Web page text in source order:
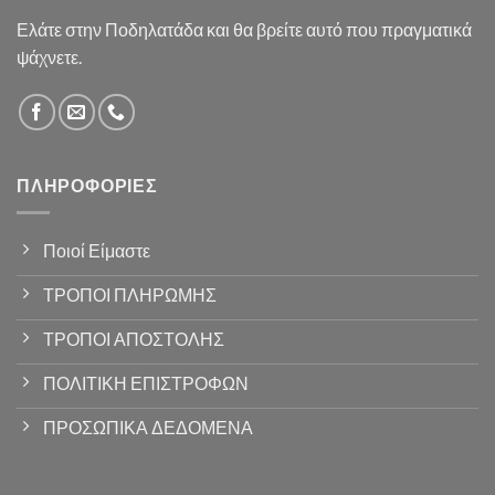
Ελάτε στην Ποδηλατάδα και θα βρείτε αυτό που πραγματικά
ψάχνετε.
ΠΛΗΡΟΦΟΡΊΕΣ
Ποιοί Είμαστε
ΤΡΟΠΟΙ ΠΛΗΡΩΜΗΣ
ΤΡΟΠΟΙ ΑΠΟΣΤΟΛΗΣ
ΠΟΛΙΤΙΚΗ ΕΠΙΣΤΡΟΦΩΝ
ΠΡΟΣΩΠΙΚΑ ΔΕΔΟΜΕΝΑ